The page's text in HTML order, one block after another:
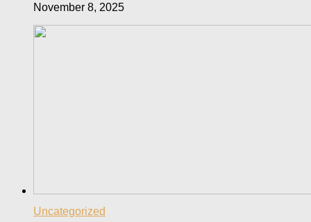
November 8, 2025
Uncategorized